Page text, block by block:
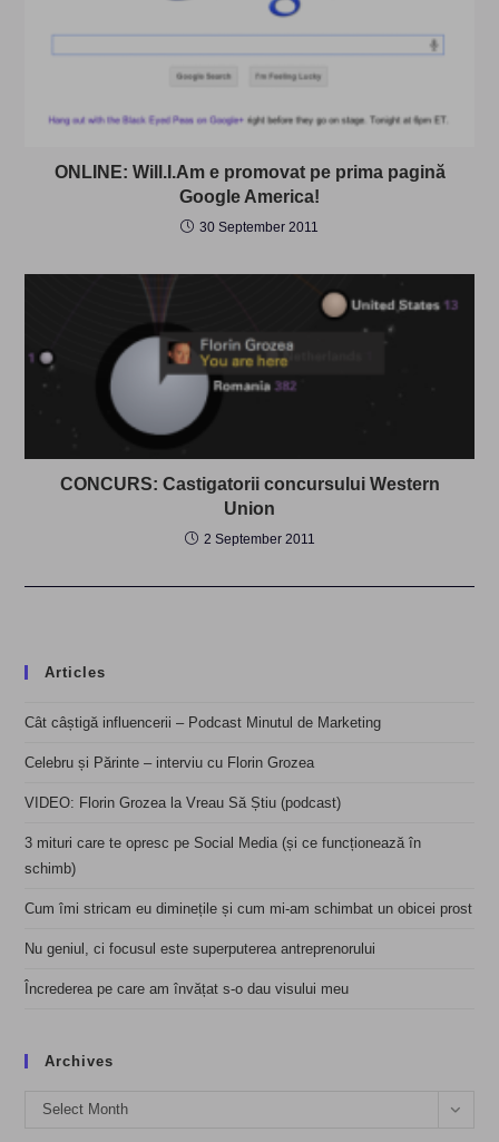
ONLINE: Will.I.Am e promovat pe prima pagină
Google America!
30 September 2011
CONCURS: Castigatorii concursului Western
Union
2 September 2011
Articles
Cât câștigă influencerii – Podcast Minutul de Marketing
Celebru și Părinte – interviu cu Florin Grozea
VIDEO: Florin Grozea la Vreau Să Știu (podcast)
3 mituri care te opresc pe Social Media (și ce funcționează în
schimb)
Cum îmi stricam eu diminețile și cum mi-am schimbat un obicei prost
Nu geniul, ci focusul este superputerea antreprenorului
Încrederea pe care am învățat s-o dau visului meu
Archives
Archives
Select Month